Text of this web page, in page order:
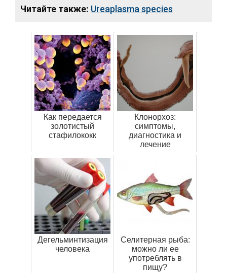
Читайте также: Ureaplasma species
Как передается
золотистый
стафилококк
Клонорхоз:
симптомы,
диагностика и
лечение
Дегельминтизация
человека
Селитерная рыба:
можно ли ее
употреблять в
пищу?